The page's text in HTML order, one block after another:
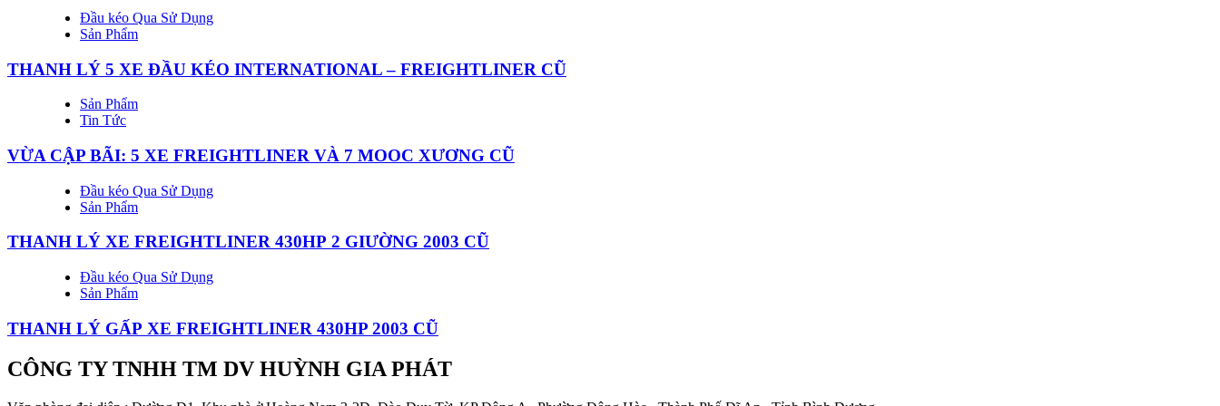
Đầu kéo Qua Sử Dụng
Sản Phẩm
THANH LÝ 5 XE ĐẦU KÉO INTERNATIONAL – FREIGHTLINER CŨ
Sản Phẩm
Tin Tức
VỪA CẬP BÃI: 5 XE FREIGHTLINER VÀ 7 MOOC XƯƠNG CŨ
Đầu kéo Qua Sử Dụng
Sản Phẩm
THANH LÝ XE FREIGHTLINER 430HP 2 GIƯỜNG 2003 CŨ
Đầu kéo Qua Sử Dụng
Sản Phẩm
THANH LÝ GẤP XE FREIGHTLINER 430HP 2003 CŨ
CÔNG TY TNHH TM DV HUỲNH GIA PHÁT